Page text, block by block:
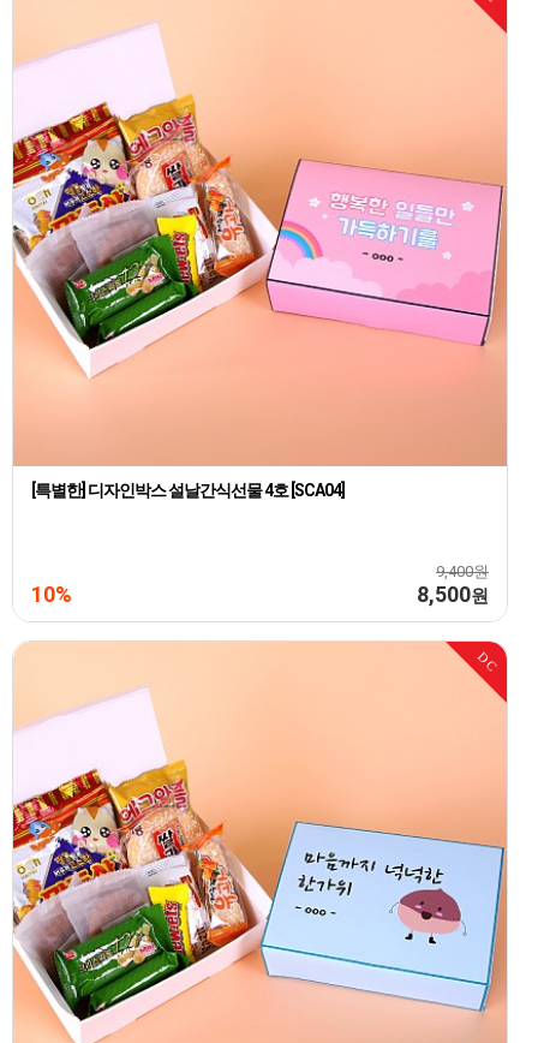
[특별한] 디자인박스 설날간식선물 4호 [SCA04]
9,400원
10% 8,500원
DC